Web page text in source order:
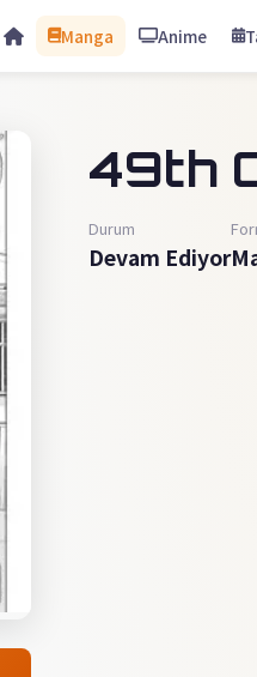
Manga Anime
49th
Durum
Devam Ediyor